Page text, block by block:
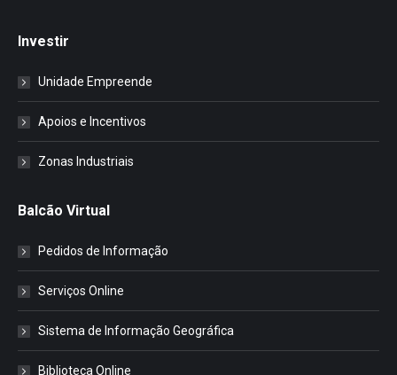
Investir
Unidade Empreende
Apoios e Incentivos
Zonas Industriais
Balcão Virtual
Pedidos de Informação
Serviços Online
Sistema de Informação Geográfica
Biblioteca Online